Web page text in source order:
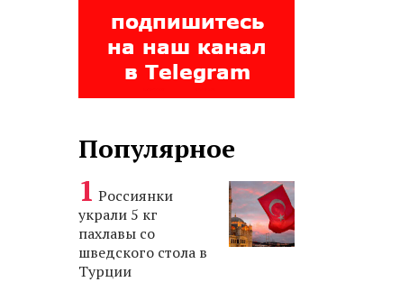
Популярное
Россиянки
украли 5 кг
пахлавы со
шведского стола в
Турции